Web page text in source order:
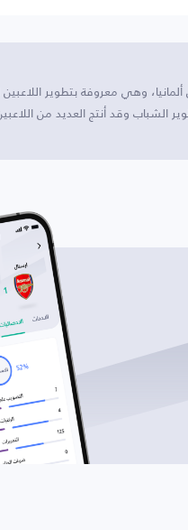
وهي معروفة بتطوير
الشباب وقد أنتج العديد من